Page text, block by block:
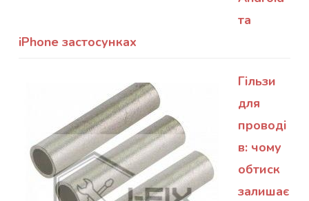
та
iPhone застосунках
Гільзи
для
проводі
в: чому
обтиск
залишає